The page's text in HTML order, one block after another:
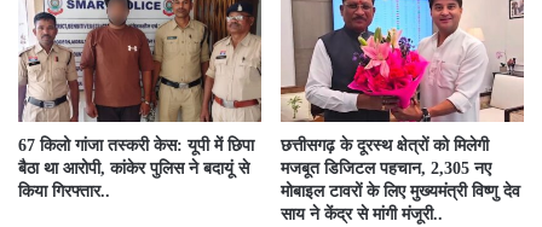
67 किलो गांजा तस्करी केस: यूपी में छिपा
बैठा था आरोपी, कांकेर पुलिस ने बदायूं से
किया गिरफ्तार..
छत्तीसगढ़ के दूरस्थ क्षेत्रों को मिलेगी
मजबूत डिजिटल पहचान, 2,305 नए
मोबाइल टावरों के लिए मुख्यमंत्री विष्णु देव
साय ने केंद्र से मांगी मंजूरी..